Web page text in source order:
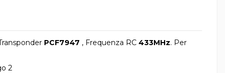
PCF7947 , Frequenza RC 433MHz. Per
2